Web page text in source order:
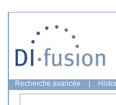
Recherche avancée